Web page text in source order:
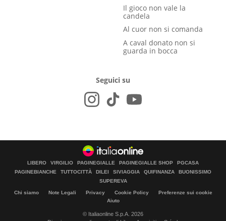
Il gioco non vale la
candela
Al cuor non si comanda
A caval donato non si
guarda in bocca
Seguici su
LIBERO VIRGILIO PAGINEGIALLE PAGINEGIALLE SHOP
PGCASA
PAGINEBIANCHE
TUTTOCITTÀ DILEI SIVIAGGIA QUIFINANZA
BUONISSIMO
SUPEREVA
Chi siamo Note Legali Privacy Cookie Policy
Preferenze sui cookie
Aiuto
© Italiaonline S.p.A. 2026